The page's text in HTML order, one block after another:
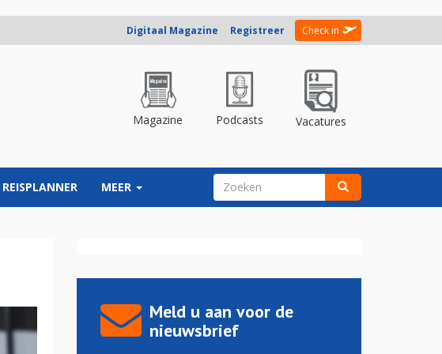
Digitaal Magazine Registreer Check in
Magazine Podcasts Vacatures
REISPLANNER MEER ZOEKVELD
Meld u aan voor de
nieuwsbrief